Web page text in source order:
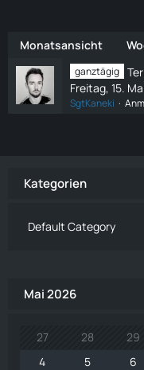
Monatsansicht
ganztägig
Freitag, 15.
SgtKaneki
Kategorien
Default Category
Mai 2026
27 28 29
4
5 6